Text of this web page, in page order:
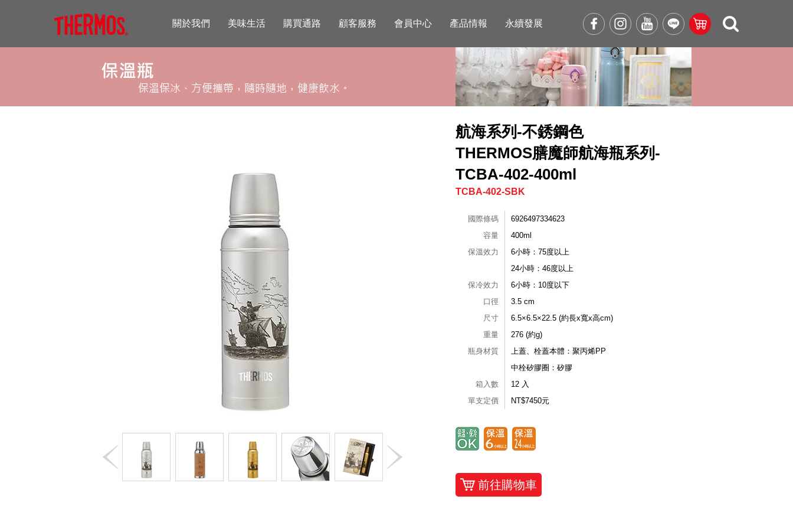
關於我們 美味生活 購買通路 顧客服務 會員中心 產品情報 永續發展
航海系列-不銹鋼色
THERMOS膳魔師航海瓶系列-
TCBA-402-400ml
TCBA-402-SBK
國際條碼
6926497334623
容量
400ml
保溫效力
6小時：75度以上
24小時：46度以上
保冷效力
6小時：10度以下
口徑
3.5 cm
尺寸
6.5×6.5×22.5 (約長x寬x高cm)
重量
276 (約g)
瓶身材質
上蓋、栓蓋本體：聚丙烯PP
中栓矽膠圈：矽膠
箱入數
12 入
單支定價
NT$7450元
前往購物車